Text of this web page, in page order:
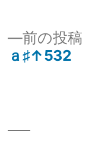
前の投稿
ａ♯↑532